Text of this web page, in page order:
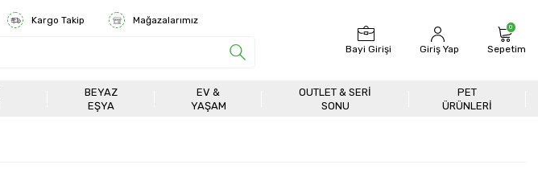
Kargo Takip Mağazalarımız
Bayi Girişi Giriş Yap
0
Sepetim
BEYAZ
EŞYA
EV &
YAŞAM
OUTLET & SERI
SONU
PET
ÜRÜNLERİ